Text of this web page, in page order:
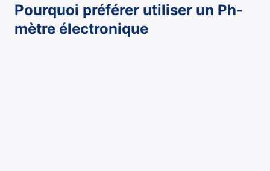
Pourquoi préférer utiliser un Ph-
mètre électronique